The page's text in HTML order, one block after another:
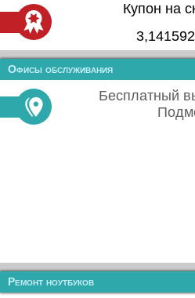
Купон на
Офисы обслуживания
Бесплатный
Ремонт ноутбуков